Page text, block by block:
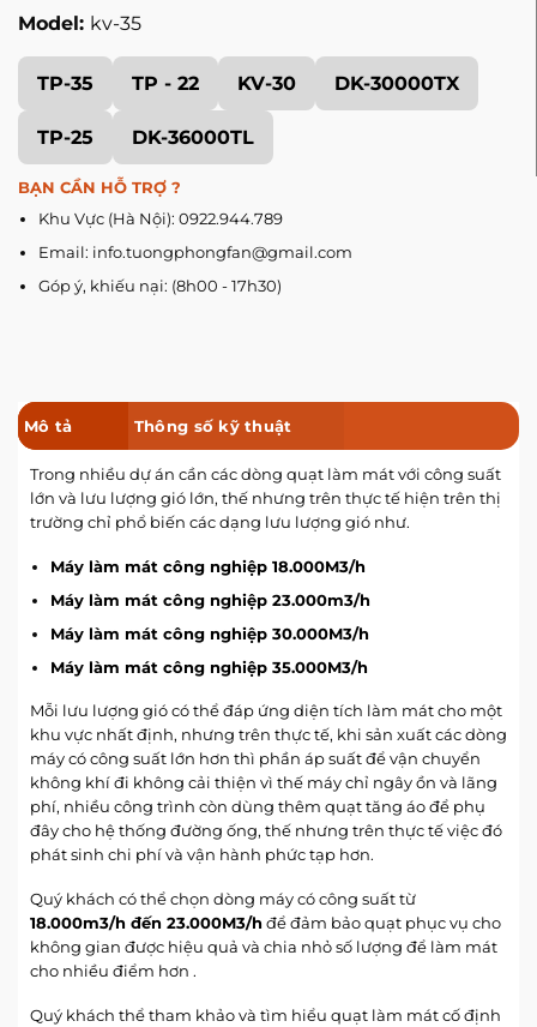
Model: kv-35
TP-35 TP - 22 KV-30 DK-30000TX
TP-25 DK-36000TL
BẠN CẦN HỖ TRỢ ?
Khu Vực (Hà Nội): 0922.944.789
Email: info.tuongphongfan@gmail.com
Góp ý, khiếu nại: (8h00 - 17h30)
Mô tả Thông số kỹ thuật
Trong nhiều dự án cần các dòng quạt làm mát với công suất
lớn và lưu lượng gió lớn, thế nhưng trên thực tế hiện trên thị
trường chỉ phổ biến các dạng lưu lượng gió như.
Máy làm mát công nghiệp 18.000M3/h
Máy làm mát công nghiệp 23.000m3/h
Máy làm mát công nghiệp 30.000M3/h
Máy làm mát công nghiệp 35.000M3/h
Mỗi lưu lượng gió có thể đáp ứng diện tích làm mát cho một
khu vực nhất định, nhưng trên thực tế, khi sản xuất các dòng
máy có công suất lớn hơn thì phần áp suất để vận chuyển
không khí đi không cải thiện vì thế máy chỉ ngây ồn và lãng
phí, nhiều công trình còn dùng thêm quạt tăng áo để phụ
đây cho hệ thống đường ống, thế nhưng trên thực tế việc đó
phát sinh chi phí và vận hành phức tạp hơn.
Quý khách có thể chọn dòng máy có công suất từ
18.000m3/h đến 23.000M3/hđể đảm bảo quạt phục vụ cho
không gian được hiệu quả và chia nhỏ số lượng để làm mát
cho nhiều điểm hơn .
Quý khách thể tham khảo và tìm hiểu quạt làm mát cố định